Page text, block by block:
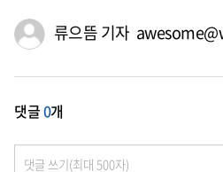
류으뜸 기자
댓글0개